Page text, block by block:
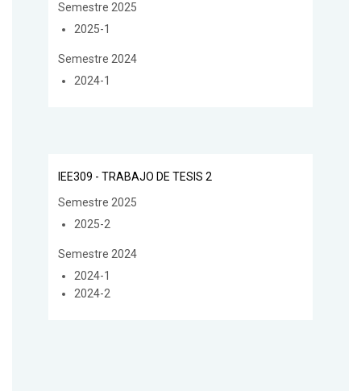
Semestre 2025
2025-1
Semestre 2024
2024-1
IEE309 - TRABAJO DE TESIS 2
Semestre 2025
2025-2
Semestre 2024
2024-1
2024-2